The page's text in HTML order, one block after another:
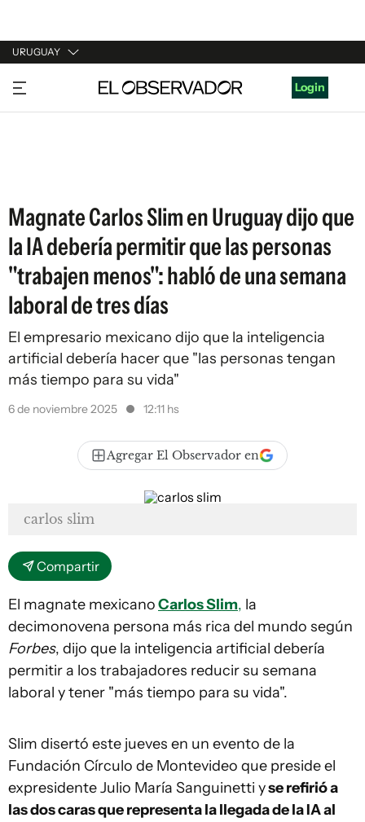
URUGUAY
URUGUAY
ARGENTINA
Login
Magnate Carlos Slim en Uruguay dijo que
la IA debería permitir que las personas
"trabajen menos": habló de una semana
laboral de tres días
El empresario mexicano dijo que la inteligencia
artificial debería hacer que "las personas tengan
más tiempo para su vida"
6 de noviembre 2025 12:11 hs
Agregar El Observador en
carlos slim
Compartir
El magnate mexicanoCarlos Slim, la
decimonovena persona más rica del mundo según
Forbes, dijo que la inteligencia artificial debería
permitir a los trabajadores reducir su semana
laboral y tener "más tiempo para su vida".
Slim disertó este jueves en un evento de la
Fundación Círculo de Montevideo que preside el
expresidente Julio María Sanguinetti yse refirió a
las dos caras que representa la llegada de la IA al